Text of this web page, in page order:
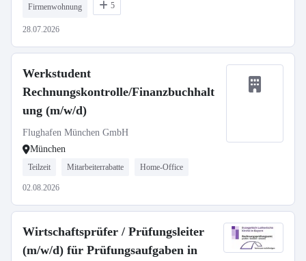
Firmenwohnung 5
28.07.2026
Werkstudent
Rechnungskontrolle/Finanzbuchhalt
ung (m/w/d)
Flughafen München GmbH
München
Teilzeit Mitarbeiterrabatte Home-Office
02.08.2026
Wirtschaftsprüfer / Prüfungsleiter
(m/w/d) für Prüfungsaufgaben in